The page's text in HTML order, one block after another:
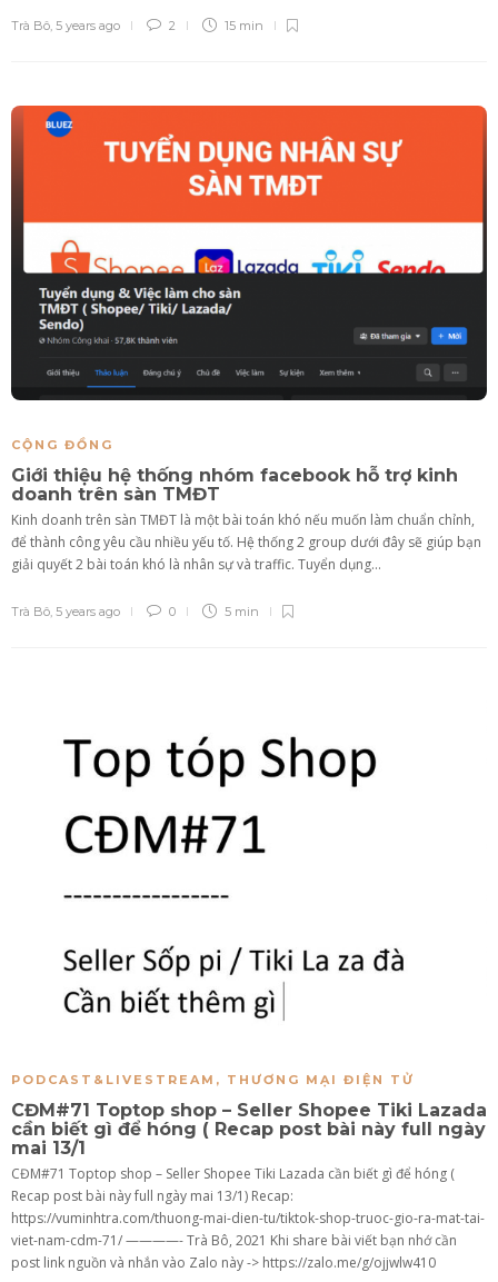
Trà Bô 5 years ago 2 15 min
CỘNG ĐỒNG
Giới thiệu hệ thống nhóm facebook hỗ trợ kinh
doanh trên sàn TMĐT
Kinh doanh trên sàn TMĐT là một bài toán khó nếu muốn làm chuẩn chỉnh,
để thành công yêu cầu nhiều yếu tố. Hệ thống 2 group dưới đây sẽ giúp bạn
giải quyết 2 bài toán khó là nhân sự và traffic. Tuyển dụng...
Trà Bô, 5 years ago 0 5 min
PODCAST&LIVESTREAM , THƯƠNG MẠI ĐIỆN TỬ
CĐM#71 Toptop shop – Seller Shopee Tiki Lazada
cần biết gì để hóng ( Recap post bài này full ngày
mai 13/1
CĐM#71 Toptop shop – Seller Shopee Tiki Lazada cần biết gì để hóng (
Recap post bài này full ngày mai 13/1) Recap:
https://vuminhtra.com/thuong-mai-dien-tu/tiktok-shop-truoc-gio-ra-mat-tai-
viet-nam-cdm-71/ ————- Trà Bô, 2021 Khi share bài viết bạn nhớ cần
post link nguồn và nhắn vào Zalo này -> https://zalo.me/g/ojjwlw410